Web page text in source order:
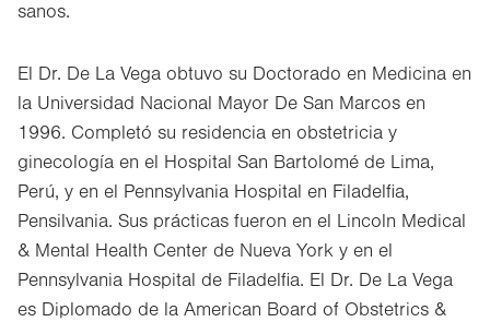
sanos.
El Dr. De La Vega obtuvo su Doctorado en Medicina en
la Universidad Nacional Mayor De San Marcos en
1996. Completó su residencia en obstetricia y
ginecología en el Hospital San Bartolomé de Lima,
Perú, y en el Pennsylvania Hospital en Filadelfia,
Pensilvania. Sus prácticas fueron en el Lincoln Medical
& Mental Health Center de Nueva York y en el
Pennsylvania Hospital de Filadelfia. El Dr. De La Vega
es Diplomado de la American Board of Obstetrics &